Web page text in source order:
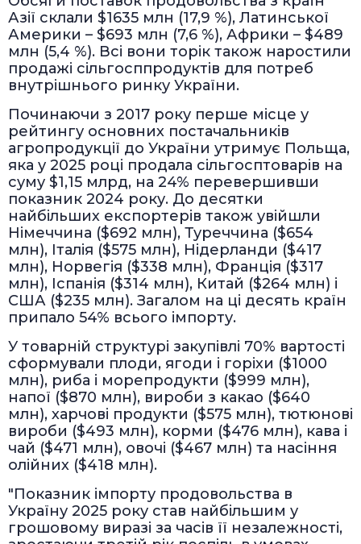
Азії склали $1635 млн (17,9 %), Латинської
Америки – $693 млн (7,6 %), Африки – $489
млн (5,4 %). Всі вони торік також наростили
продажі сільгосппродуктів для потреб
внутрішнього ринку України.
Починаючи з 2017 року перше місце у
рейтингу основних постачальників
агропродукції до України утримує Польща,
яка у 2025 році продала сільгосптоварів на
суму $1,15 млрд, на 24% перевершивши
показник 2024 року. До десятки
найбільших експортерів також увійшли
Німеччина ($692 млн), Туреччина ($654
млн), Італія ($575 млн), Нідерланди ($417
млн), Норвегія ($338 млн), Франція ($317
млн), Іспанія ($314 млн), Китай ($264 млн) і
США ($235 млн). Загалом на ці десять країн
припало 54% всього імпорту.
У товарній структурі закупівлі 70% вартості
сформували плоди, ягоди і горіхи ($1000
млн), риба і морепродукти ($999 млн),
напої ($870 млн), вироби з какао ($640
млн), харчові продукти ($575 млн), тютюнові
вироби ($493 млн), корми ($476 млн), кава і
чай ($471 млн), овочі ($467 млн) та насіння
олійних ($418 млн).
"Показник імпорту продовольства в
Україну 2025 року став найбільшим у
грошовому виразі за часів її незалежності,